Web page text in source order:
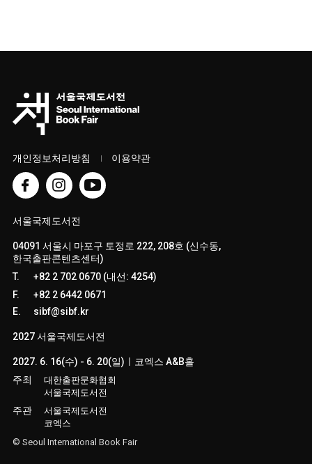
개인정보처리방침 이용약관
서울국제도서전
04091 서울시 마포구 토정로 222, 208호 (신수동,
한국출판콘텐츠센터)
T.
+82 2 702 0670 (내선: 4254)
F.
+82 2 6442 0671
E.
sibf@sibf.kr
2027 서울국제도서전
2027. 6. 16(수) - 6. 20(일)ㅣ코엑스 A&B홀
주최
대한출판문화협회
서울국제도서전
주관
서울국제도서전
코엑스
© Seoul International Book Fair